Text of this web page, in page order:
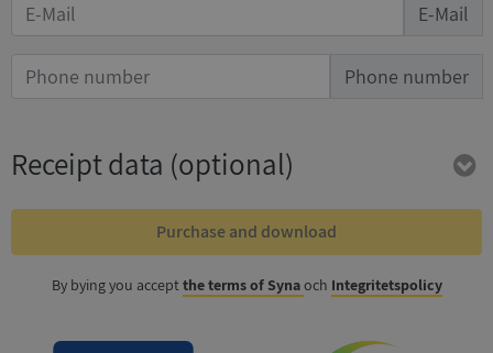
E-Mail
Phone number
Receipt data (optional)
Purchase and download
By bying you acceptthe terms of Synaoch Integritetspolicy